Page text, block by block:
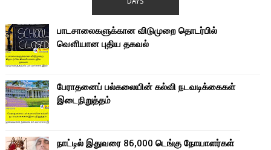
பாடசாலைகளுக்கான விடுமுறை தொடர்பில்
வௌியான புதிய தகவல்
பேராதனைப் பல்கலையின் கல்வி நடவடிக்கைகள்
இடைநிறுத்தம்
நாட்டில் இதுவரை 86,000 டெங்கு நோயாளர்கள்